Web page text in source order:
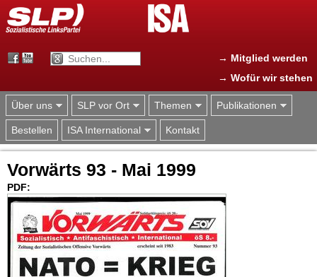
Jump to navigation
→ Mitglied werden
→ Wofür wir stehen
Über uns SLP vor Ort Themen Publikationen
Bestellen ISA International Kontakt
Vorwärts 93 - Mai 1999
PDF: